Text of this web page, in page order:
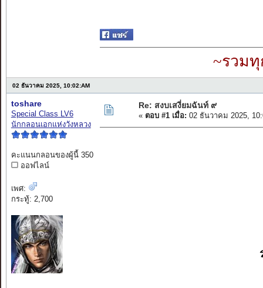
~รวมทุ
02 ธันวาคม 2025, 10:02:AM
toshare
Special Class LV6
นักกลอนเอกแห่งวังหลวง
คะแนนกลอนของผู้นี้ 350
ออฟไลน์
เพศ:
กระทู้: 2,700
Re: สงบเสงี่ยมฉันท์ ๙
« ตอบ #1 เมื่อ: 02 ธันวาคม 2025,